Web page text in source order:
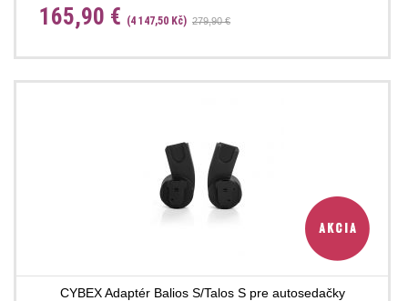
165,90 € (4 147,50 Kč) 279,90 €
CYBEX Adaptér Balios S/Talos S pre autosedačky